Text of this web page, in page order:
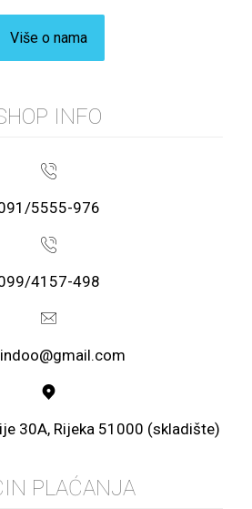
Više o nama
INFO
5555-976
4157-498
30A, Rijeka 51000 (skladište)
PLAĆANJA